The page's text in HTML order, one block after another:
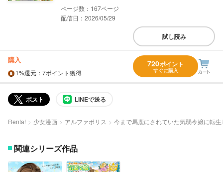
167
配信日：2026/05/29
試し読み
購入
1%還元 ：7ポイント獲得
720ポイント
すぐに購入
ポスト LINEで送る
Renta! 少女漫画 アルファポリス 今まで馬鹿にされていた気弱令嬢に転
関連シリーズ作品